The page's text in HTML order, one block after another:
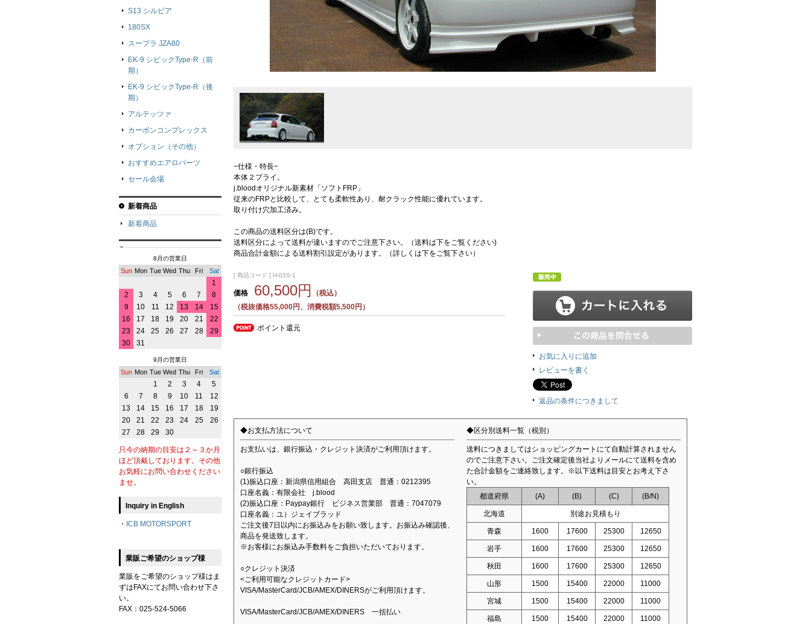
−仕様・特長−
本体２プライ。
j.bloodオリジナル新素材「ソフトFRP」
従来のFRPと比較して、とても柔軟性あり、耐クラック性能に優れています。
取り付け穴加工済み。
この商品の送料区分は(B)です。
送料区分によって送料が違いますのでご注意下さい。（送料は下をご覧ください)
商品合計金額による送料割引設定があります。（詳しくは下をご覧下さい）
[ 商品コード ] H-03S-1
価格 60,500円
（税込）
（税抜価格55,000円、消費税額5,500円）
ポイント還元
お気に入りに追加
レビューを書く
返品の条件につきまして
◆お支払方法について
お支払いは、銀行振込・クレジット決済がご利用頂けます。
○銀行振込
(1)振込口座：新潟県信用組合 高田支店 普通：0212395
口座名義：有限会社 j.blood
(2)振込口座：Paypay銀行 ビジネス営業部 普通：7047079
口座名義：ユ）ジェイブラッド
ご注文後7日以内にお振込みをお願い致します。お振込み確認後、
商品を発送致します。
※お客様にお振込み手数料をご負担いただいております。
○クレジット決済
<ご利用可能なクレジットカード>
VISA/MasterCard/JCB/AMEX/DINERSがご利用頂けます。
VISA/MasterCard/JCB/AMEX/DINERS 一括払い
◆区分別送料一覧（税別）
送料につきましてはショッピングカートにて自動計算されません
のでご注意下さい。ご注文確定後当社よりメールにて送料を含め
た合計金額をご連絡致します。※以下送料は目安とお考え下さ
い。
都道府県
(A) (B) (C) (B/N)
北海道 別途お見積もり
青森 1600 17600 25300 12650
岩手 1600 17600 25300 12650
秋田 1600 17600 25300 12650
山形 1500 15400 22000 11000
宮城 1500 15400 22000 11000
福島 1500 15400 22000 11000
S13 シルビア
180SX
スープラ JZA80
EK-9 シビックType-R（前
期）
EK-9 シビックType-R（後
期）
アルテッツァ
カーボンコンプレックス
オプション（その他）
おすすめエアロパーツ
セール会場
新着商品
新着商品
8月の営業日
Sun Mon Tue Wed Thu Fri Sat
1
2
3 4 5 6 7
8
9
10 11 12 13 14
15
16
17 18 19 20 21
22
23
24 25 26 27 28
29
30
31
9月の営業日
Sun Mon Tue Wed Thu Fri Sat
1 2 3 4
5
6
7 8 9 10 11
12
13
14 15 16 17 18
19
20
21 22 23 24 25
26
27
28 29 30
只今の納期の目安は２～３か月
ほど頂戴しております。その他
お気軽にお問い合わせください
ませ。
Inquiry in English
・ ICB MOTORSPORT
業販ご希望のショップ様
業販をご希望のショップ様はま
ずはFAXにてお問い合わせ下さ
い。
FAX：025-524-5066